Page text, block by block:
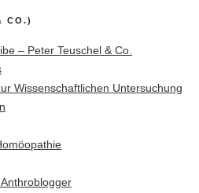
CO.)
– Peter Teuschel & Co.
Wissenschaftlichen Untersuchung